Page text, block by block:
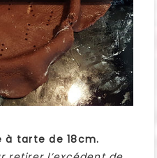
à tarte de 18cm.